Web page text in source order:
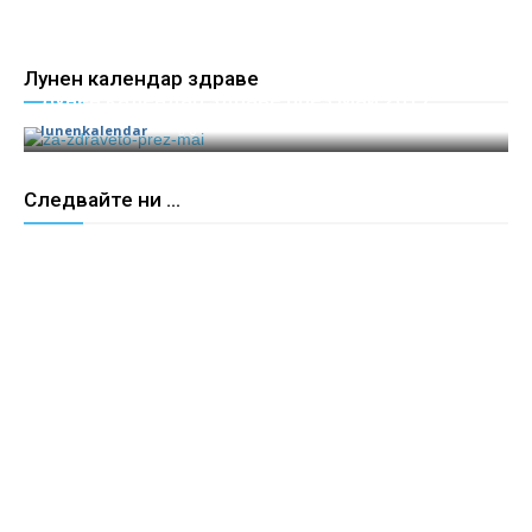
Лунен календар здраве
Лунен календар здраве през Май 2017
lunenkalendar 0
Следвайте ни ...